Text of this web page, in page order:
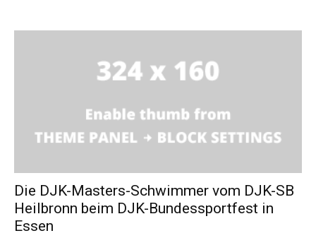
Die DJK-Masters-Schwimmer vom DJK-SB
Heilbronn beim DJK-Bundessportfest in
Essen